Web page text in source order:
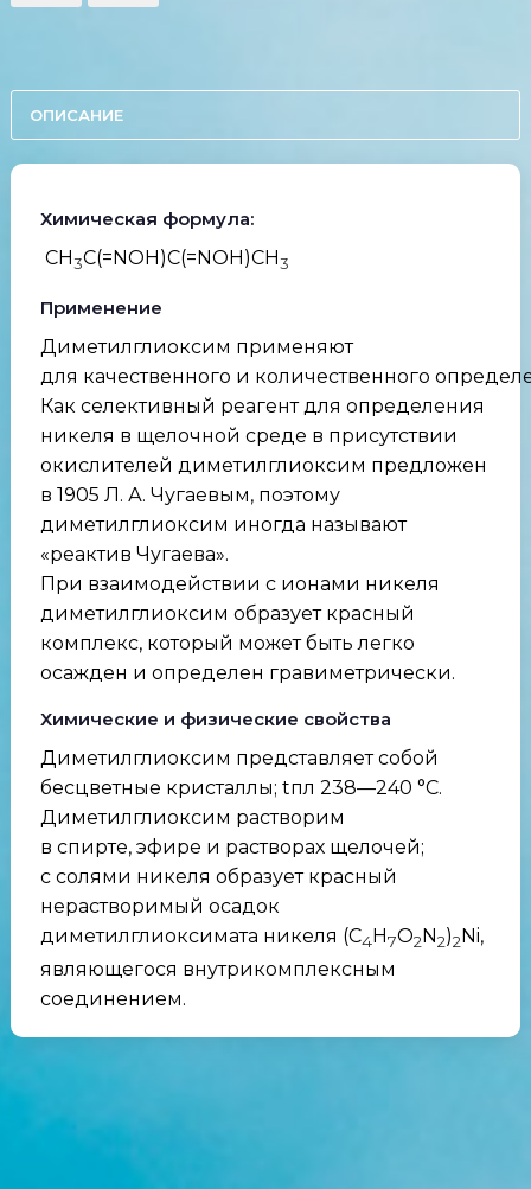
ОПИСАНИЕ
Химическая формула:
CH3C(=NOH)C(=NOH)CH3
Применение
Диметилглиоксим применяют
для качественного и количественного
Как селективный реагент для определения
никеля в щелочной среде в присутствии
окислителей диметилглиоксим предложен
в 1905 Л. А. Чугаевым, поэтому
диметилглиоксим иногда называют
«реактив Чугаева».
При взаимодействии с ионами никеля
диметилглиоксим образует красный
комплекс, который может быть легко
осажден и определен гравиметрически.
Химические и физические свойства
Диметилглиоксим представляет собой
бесцветные кристаллы; tпл 238—240 °C.
Диметилглиоксим растворим
в спирте, эфире и растворах щелочей;
с солями никеля образует красный
нерастворимый осадок
диметилглиоксимата никеля (C4H7O2N2)2Ni,
являющегося внутрикомплексным
соединением.